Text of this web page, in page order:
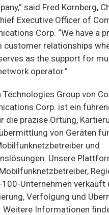
said Fred Kornberg,
Executive Officer of
Corp. “We have a
customer relationships
as the support for
operator.”
Technologies Group von
Corp. ist ein
die präzise Ortung,
von Geräten
und
Unsere
Unternehmen verkauft
Verfolgung und
Weitere Informationen